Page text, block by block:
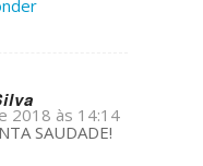
2018 às 14:14
SAUDADE!